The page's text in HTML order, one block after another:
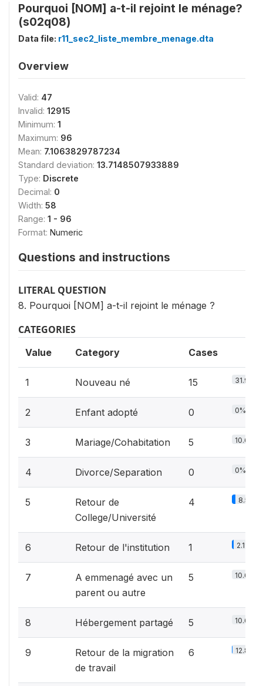
Pourquoi [NOM] a-t-il rejoint le ménage?
(s02q08)
Data file: r11_sec2_liste_membre_menage.dta
Overview
Valid: 47
Invalid: 12915
Minimum: 1
Maximum: 96
Mean: 7.1063829787234
Standard deviation: 13.7148507933889
Type: Discrete
Decimal: 0
Width: 58
Range: 1 - 96
Format: Numeric
Questions and instructions
LITERAL QUESTION
8. Pourquoi [NOM] a-t-il rejoint le ménage ?
CATEGORIES
Value Category Cases
1 Nouveau né 15 31.9%
2 Enfant adopté 0 0%
3 Mariage/Cohabitation 5 10.6%
4 Divorce/Separation 0 0%
5
Retour de
College/Université
4 8.5%
6 Retour de l'institution 1 2.1%
7
A emmenagé avec un
parent ou autre
5 10.6%
8 Hébergement partagé 5 10.6%
9
Retour de la migration
de travail
6 12.8%